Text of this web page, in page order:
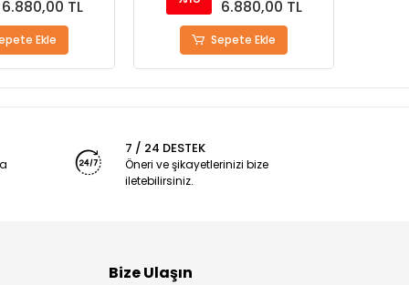
6.880,00 TL
Ekle
6.880,00 TL
Sepete Ekle
7 / 24 DESTEK
Öneri ve şikayetlerinizi bize
iletebilirsiniz.
Bize Ulaşın